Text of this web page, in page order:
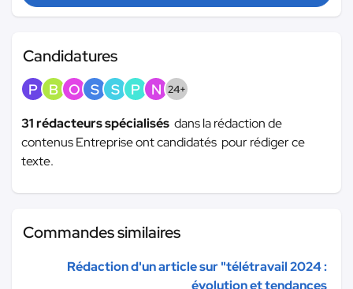
Candidatures
P B O S S P N 24+
31 rédacteurs spécialisés dans la rédaction de
contenus Entreprise ont candidatés pour rédiger ce
texte.
Commandes similaires
Rédaction d'un article sur "télétravail 2024 :
évolution et tendances